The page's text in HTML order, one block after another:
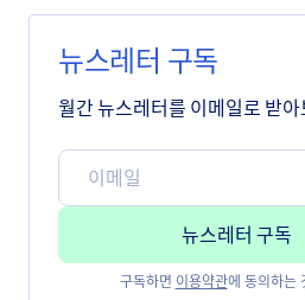
뉴스레터 구독
월간 뉴스레터를 이메일로 받
구독하면 이용약관에 동의하는